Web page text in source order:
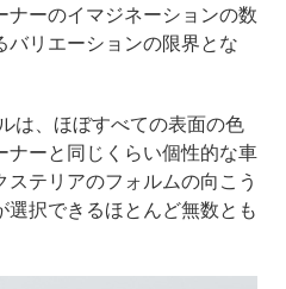
ーのイマジネーションの数
バリエーションの限界とな
は、ほぼすべての表面の色
ナーと同じくらい個性的な車
テリアのフォルムの向こう
択できるほとんど無数とも